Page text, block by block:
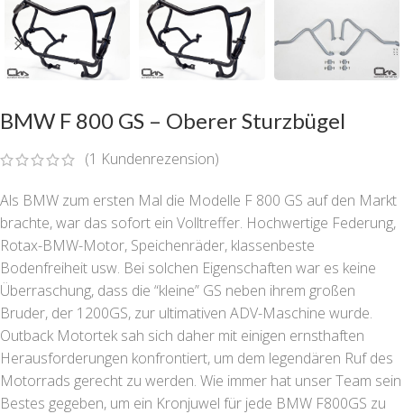
BMW F 800 GS – Oberer Sturzbügel
(1 Kundenrezension)
Als BMW zum ersten Mal die Modelle F 800 GS auf den Markt
brachte, war das sofort ein Volltreffer. Hochwertige Federung,
Rotax-BMW-Motor, Speichenräder, klassenbeste
Bodenfreiheit usw. Bei solchen Eigenschaften war es keine
Überraschung, dass die “kleine” GS neben ihrem großen
Bruder, der 1200GS, zur ultimativen ADV-Maschine wurde.
Outback Motortek sah sich daher mit einigen ernsthaften
Herausforderungen konfrontiert, um dem legendären Ruf des
Motorrads gerecht zu werden. Wie immer hat unser Team sein
Bestes gegeben, um ein Kronjuwel für jede BMW F800GS zu